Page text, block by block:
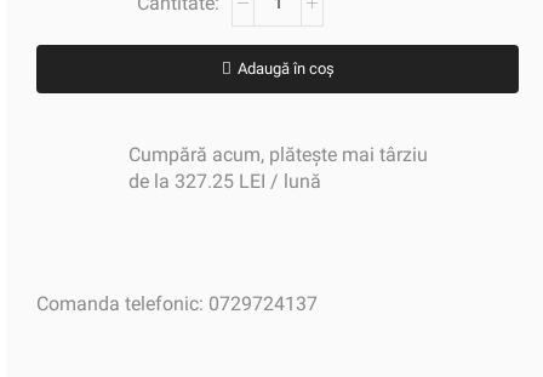
Adaugă în coș
Cumpără acum, plătește mai târziu
de la 327.25 LEI / lună
Comanda telefonic: 0729724137